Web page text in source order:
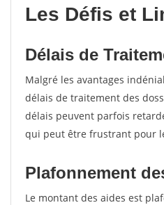
Les Défis et
Délais de
Malgré les avantages
délais de traitement des
délais peuvent parfois
qui peut être frustrant pour
Plafonnement
Le montant des aides est